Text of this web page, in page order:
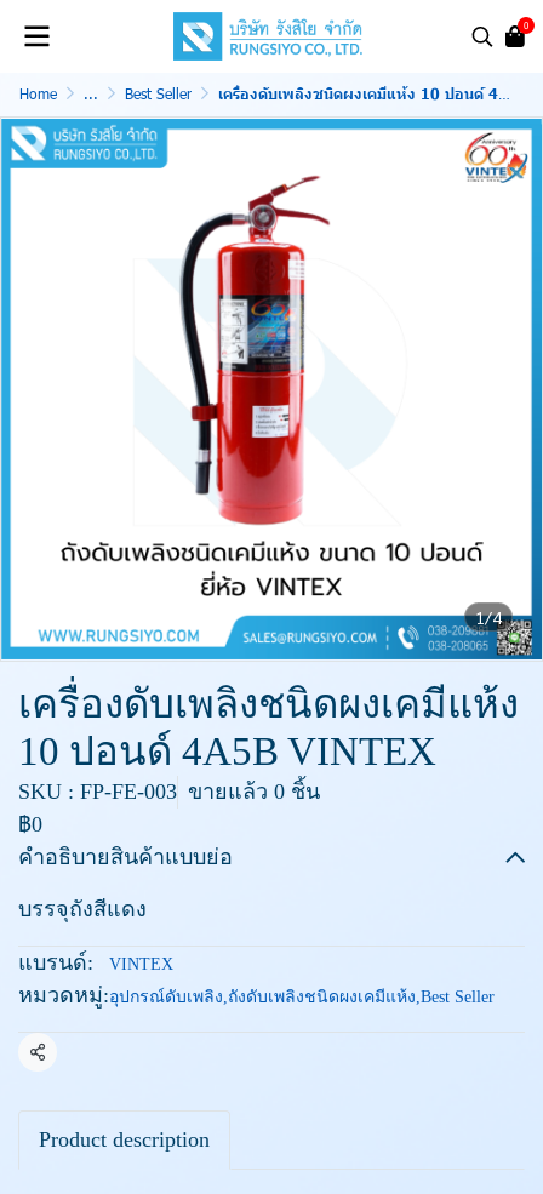
0
Home ... Best Seller เครื่องดับเพลิงชนิดผงเคมีแห้ง 10 ปอนด์ 4A5B VINTEX
1/4
เครื่องดับเพลิงชนิดผงเคมีแห้ง
10 ปอนด์ 4A5B VINTEX
SKU : FP-FE-003 ขายแล้ว 0 ชิ้น
฿0
คำอธิบายสินค้าแบบย่อ
บรรจุถังสีแดง
แบรนด์: VINTEX
หมวดหมู่:อุปกรณ์ดับเพลิง,ถังดับเพลิงชนิดผงเคมีแห้ง,Best Seller
แชร์
Product description